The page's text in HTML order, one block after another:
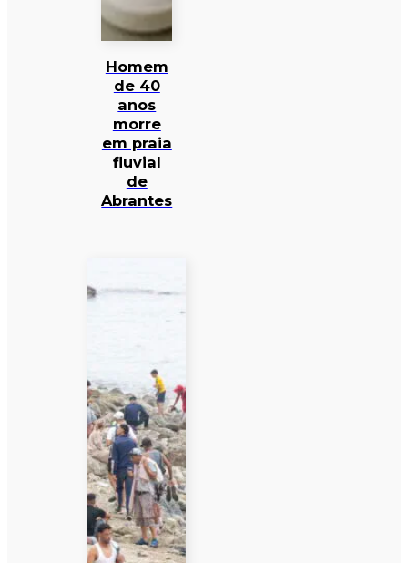
Homem
de 40
anos
morre
em praia
fluvial
de
Abrantes